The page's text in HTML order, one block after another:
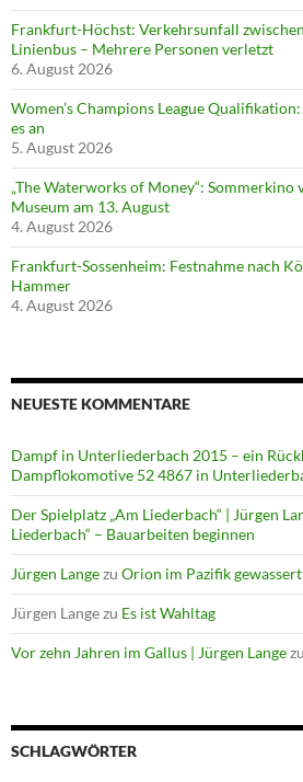
Frankfurt-Höchst: Verkehrsunfall
Linienbus – Mehrere Personen verletzt
6. August 2026
Women’s Champions League
es an
5. August 2026
„The Waterworks of Money“:
Museum am 13. August
4. August 2026
Frankfurt-Sossenheim: Festnahme nach
Hammer
4. August 2026
NEUESTE KOMMENTARE
Dampf in Unterliederbach 2015 – ein
Dampflokomotive 52 4867 in
Der Spielplatz „Am Liederbach“ | Jürgen
Liederbach“ – Bauarbeiten beginnen
Jürgen Langezu Orion im Pazifik gewassert
Jürgen Langezu Es ist Wahltag
Vor zehn Jahren im Gallus | Jürgen Langezu
SCHLAGWÖRTER